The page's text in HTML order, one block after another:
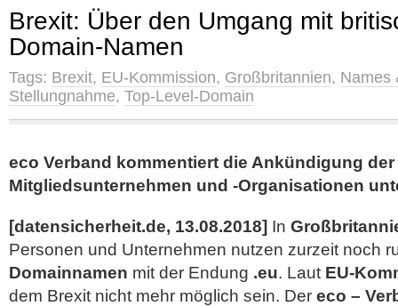
Brexit: Über den Umgang mit
Domain-Namen
Tags: Brexit, EU-Kommission, Großbritannien, Names
Stellungnahme, Top-Level-Domain
eco Verband kommentiert die Ankündigung
Mitgliedsunternehmen und -Organisationen
[datensicherheit.de, 13.08.2018] In
Personen und Unternehmen nutzen zurzeit noch
Domainnamen mit der Endung .eu. Laut EU-
dem Brexit nicht mehr möglich sein. Der eco –